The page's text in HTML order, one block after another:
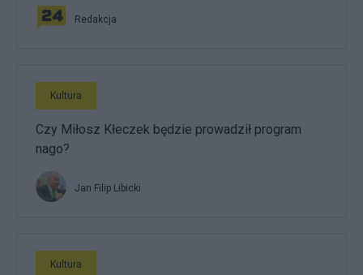
Redakcja
Kultura
Czy Miłosz Kłeczek będzie prowadził program
nago?
Jan Filip Libicki
Kultura